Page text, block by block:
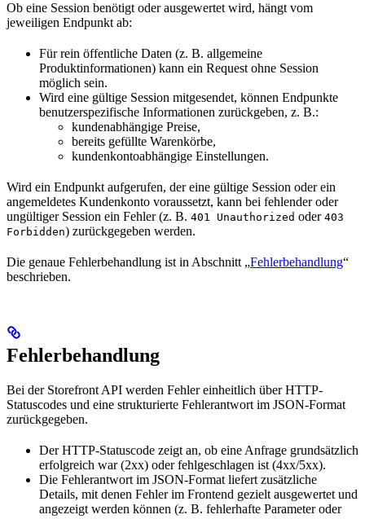
Ob eine Session benötigt oder ausgewertet wird, hängt vom
jeweiligen Endpunkt ab:
Für rein öffentliche Daten (z. B. allgemeine
Produktinformationen) kann ein Request ohne Session
möglich sein.
Wird eine gültige Session mitgesendet, können Endpunkte
benutzerspezifische Informationen zurückgeben, z. B.:
kundenabhängige Preise,
bereits gefüllte Warenkörbe,
kundenkontoabhängige Einstellungen.
Wird ein Endpunkt aufgerufen, der eine gültige Session oder ein
angemeldetes Kundenkonto voraussetzt, kann bei fehlender oder
ungültiger Session ein Fehler (z. B. 401 Unauthorized oder 403
Forbidden) zurückgegeben werden.
Die genaue Fehlerbehandlung ist in Abschnitt „Fehlerbehandlung“
beschrieben.
Fehlerbehandlung
Bei der Storefront API werden Fehler einheitlich über HTTP-
Statuscodes und eine strukturierte Fehlerantwort im JSON-Format
zurückgegeben.
Der HTTP-Statuscode zeigt an, ob eine Anfrage grundsätzlich
erfolgreich war (2xx) oder fehlgeschlagen ist (4xx/5xx).
Die Fehlerantwort im JSON-Format liefert zusätzliche
Details, mit denen Fehler im Frontend gezielt ausgewertet und
angezeigt werden können (z. B. fehlerhafte Parameter oder